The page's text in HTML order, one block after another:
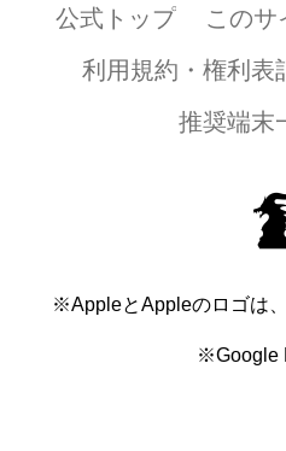
公式トップ このサ
利用規約・権利表
推奨端末
※AppleとAppleのロゴは
※Google